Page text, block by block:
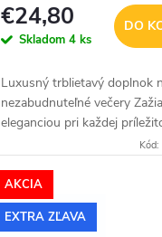
€24,80
Skladom 4 ks
DO
Luxusný trblietavý doplnok
nezabudnuteľné večery
eleganciou pri každej
touto pôsobivou dámskou
dizajn s...
Kód:
AKCIA
EXTRA ZĽAVA